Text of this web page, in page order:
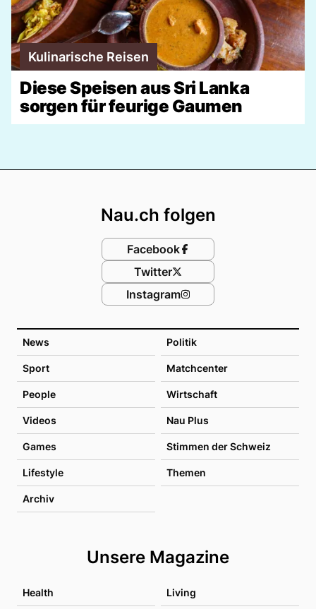
Kulinarische Reisen
Diese Speisen aus Sri Lanka
sorgen für feurige Gaumen
News Politik
Sport Matchcenter
People Wirtschaft
Videos Nau Plus
Games Stimmen der Schweiz
Lifestyle Themen
Archiv
Unsere Magazine
Health Living
Nau.ch folgen
Facebook
Twitter
Instagram